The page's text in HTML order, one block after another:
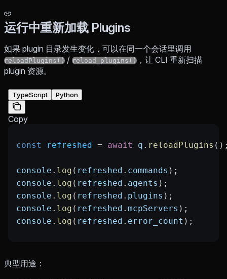
运行中重新加载 Plugins
如果 plugin 目录发生变化，可以在同一个会话里调用
reloadPlugins() / reload_plugins() ，让 CLI 重新扫描
plugin 资源。
TypeScript Python
Copy
const refreshed = await q . reloadPlugins
console . log ( refreshed . commands );
console . log ( refreshed . agents );
console . log ( refreshed . plugins );
console . log ( refreshed . mcpServers );
console . log ( refreshed . error_count );
典型用途：